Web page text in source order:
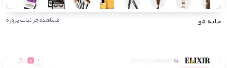
خانه مو مشاهده جزئیات پروژه